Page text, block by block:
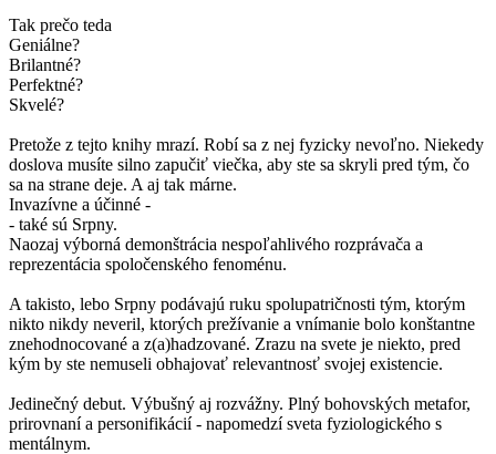
Tak prečo teda
Geniálne?
Brilantné?
Perfektné?
Skvelé?
Pretože z tejto knihy mrazí. Robí sa z nej fyzicky nevoľno. Niekedy
doslova musíte silno zapučiť viečka, aby ste sa skryli pred tým, čo
sa na strane deje. A aj tak márne.
Invazívne a účinné -
- také sú Srpny.
Naozaj výborná demonštrácia nespoľahlivého rozprávača a
reprezentácia spoločenského fenoménu.
A takisto, lebo Srpny podávajú ruku spolupatričnosti tým, ktorým
nikto nikdy neveril, ktorých prežívanie a vnímanie bolo konštantne
znehodnocované a z(a)hadzované. Zrazu na svete je niekto, pred
kým by ste nemuseli obhajovať relevantnosť svojej existencie.
Jedinečný debut. Výbušný aj rozvážny. Plný bohovských metafor,
prirovnaní a personifikácií - napomedzí sveta fyziologického s
mentálnym.